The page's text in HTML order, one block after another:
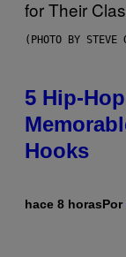
(PHOTO BY STEVE
5 Hip-
Hooks
hace 8 horasPor